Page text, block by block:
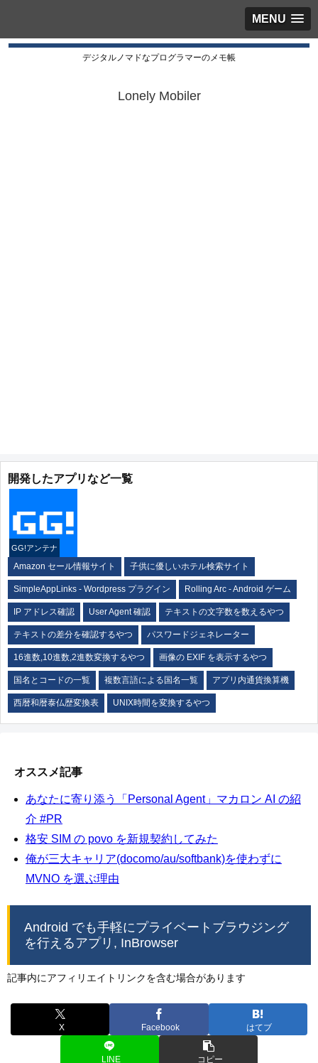
MENU
デジタルノマドなプログラマーのメモ帳
Lonely Mobiler
開発したアプリなど一覧
GG!アンテナ
Amazon セール情報サイト 子供に優しいホテル検索サイト
SimpleAppLinks - Wordpress プラグイン Rolling Arc - Android ゲーム
IP アドレス確認 User Agent 確認 テキストの文字数を数えるやつ
テキストの差分を確認するやつ パスワードジェネレーター
16進数,10進数,2進数変換するやつ 画像の EXIF を表示するやつ
国名とコードの一覧 複数言語による国名一覧 アプリ内通貨換算機
西暦和暦泰仏歴変換表 UNIX時間を変換するやつ
オススメ記事
あなたに寄り添う「Personal Agent」マカロン AI の紹
介 #PR
格安 SIM の povo を新規契約してみた
俺が三大キャリア(docomo/au/softbank)を使わずに
MVNO を選ぶ理由
Android でも手軽にプライベートブラウジング
を行えるアプリ, InBrowser
記事内にアフィリエイトリンクを含む場合があります
X Facebook はてブ
LINE コピー